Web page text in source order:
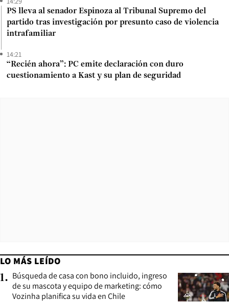
PS lleva al senador Espinoza al Tribunal Supremo del
partido tras investigación por presunto caso de violencia
intrafamiliar
14:21
“Recién ahora”: PC emite declaración con duro
cuestionamiento a Kast y su plan de seguridad
LO MÁS LEÍDO
1. Búsqueda de casa con bono incluido, ingreso
de su mascota y equipo de marketing: cómo
Vozinha planifica su vida en Chile